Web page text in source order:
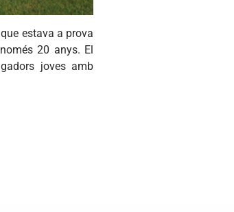
estava a prova
20 anys. El
joves amb